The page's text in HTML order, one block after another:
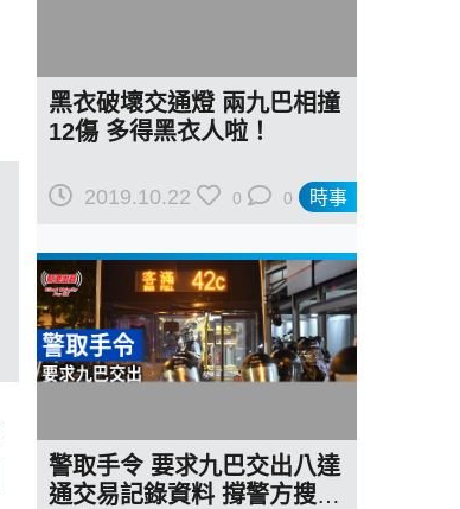
時事
黑衣破壞交通燈 兩九巴相撞
12傷 多得黑衣人啦！
2019.10.22 0 0
警取手令 要求九巴交出八達
通交易記錄資料 撐警方搜證